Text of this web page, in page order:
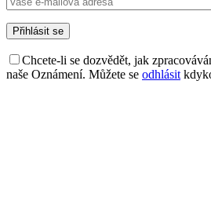
Chcete-li se dozvědět, jak
naše Oznámení. Můžete se odhlásit